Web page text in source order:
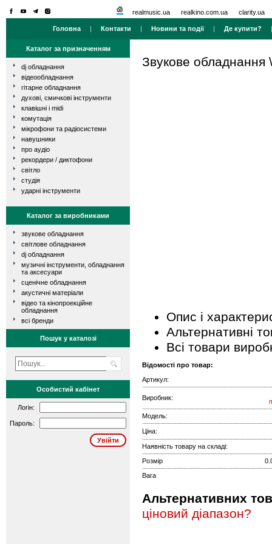
realmusic.ua realkino.com.ua clarity.ua
Головна | Контакти | Новини та події| Де купити?
Каталог за призначенням
dj обладнання
відеообладнання
гітарне обладнання
духові, смичкові інструменти
клавішні і midi
комутація
мікрофони та радіосистеми
навушники
про аудіо
рекордери / диктофони
світло
студія
ударні інструменти
Каталог за виробниками
звукове обладнання
світлове обладнання
dj обладнання
музичні інструменти, обладнання
та аксесуари
сценічне обладнання
акустичні матеріали
відео та кінопроекційне
обладнання
всі бренди
Пошук у каталозі
Особистий кабінет
Логін:
Пароль:
Звукове обладнання
Опис і
Альтернативні
Всі товари
Відомості про товар:
Артикул:
Виробник:
Модель:
Ціна:
Наявність товару на складі:
Розмір
Вага
Альтернативних
ціновий діапазон?